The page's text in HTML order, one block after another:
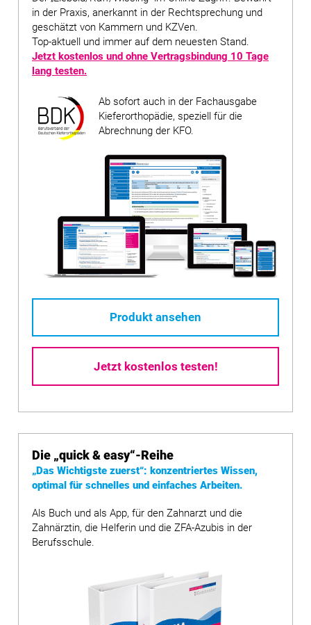
in der Praxis, anerkannt in der Rechtsprechung und
geschätzt von Kammern und KZVen.
Top-aktuell und immer auf dem neuesten Stand.
Jetzt kostenlos und ohne Vertragsbindung 10 Tage
lang testen.
Ab sofort auch in der Fachausgabe
Kieferorthopädie, speziell für die
Abrechnung der KFO.
Produkt ansehen
Jetzt kostenlos testen!
Die „quick & easy“-Reihe
„Das Wichtigste zuerst“: konzentriertes Wissen,
optimal für schnelles und einfaches Arbeiten.
Als Buch und als App, für den Zahnarzt und die
Zahnärztin, die Helferin und die ZFA-Azubis in der
Berufsschule.